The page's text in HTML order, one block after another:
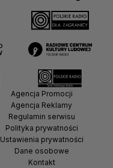
Agencja Promocji
Agencja Reklamy
Regulamin serwisu
Polityka prywatności
Ustawienia prywatności
Dane osobowe
Kontakt